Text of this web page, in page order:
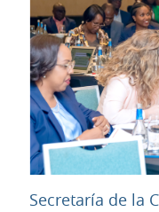
Secretaría de la